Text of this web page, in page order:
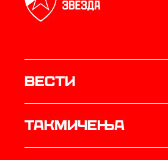
Вести
Такмичења